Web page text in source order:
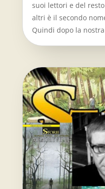
suoi lettori e del
altri è il secondo
Quindi dopo la